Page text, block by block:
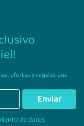
ofertas y regalos que
Enviar
de datos